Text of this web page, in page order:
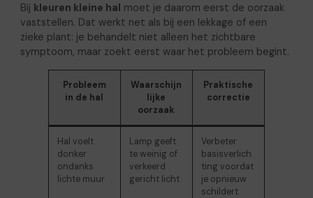
Bij kleuren kleine hal moet je daarom eerst de oorzaak
vaststellen. Dat werkt net als bij een lekkage of een
zieke plant: je behandelt niet alleen het zichtbare
symptoom, maar zoekt eerst waar het probleem begint.
Probleem
in de hal
Waarschijn
lijke
oorzaak
Praktische
correctie
Hal voelt
donker
ondanks
lichte muur
Lamp geeft
te weinig of
verkeerd
gericht licht
Verbeter
basisverlich
ting voordat
je opnieuw
schildert